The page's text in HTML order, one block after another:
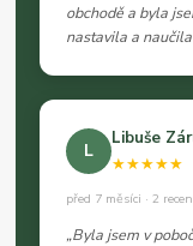
obchodě a byla
nastavila a
L
Libuše
★★★★★
před 7 měsíci · 2
„Byla jsem v